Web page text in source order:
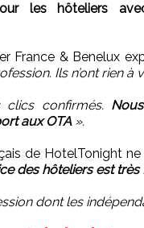
les hôteliers
France & Benelux
Ils n’ont rien à
confirmés.
aux OTA».
de HotelTonight
des hôteliers est très
dont les